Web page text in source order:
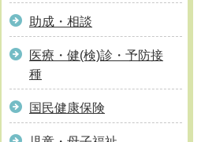
助成・相談
医療・健(検)診・予防接
種
国民健康保険